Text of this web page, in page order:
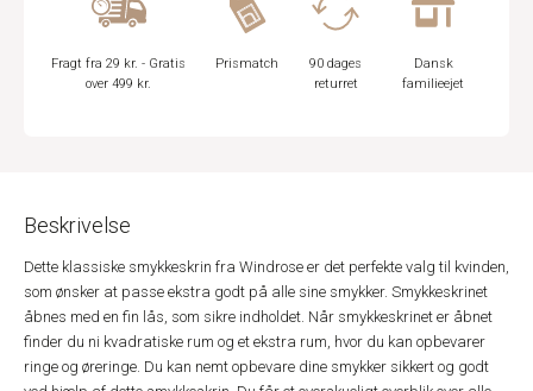
Fragt fra 29 kr. - Gratis
over 499 kr.
Prismatch
90 dages
returret
Dansk
familieejet
Beskrivelse
Dette klassiske smykkeskrin fra Windrose er det perfekte valg til kvinden,
som ønsker at passe ekstra godt på alle sine smykker. Smykkeskrinet
åbnes med en fin lås, som sikre indholdet. Når smykkeskrinet er åbnet
finder du ni kvadratiske rum og et ekstra rum, hvor du kan opbevarer
ringe og øreringe. Du kan nemt opbevare dine smykker sikkert og godt